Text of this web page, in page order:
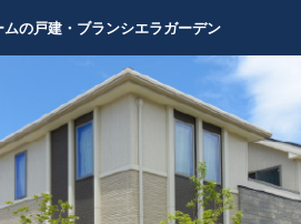
の戸建・ ブランシエラガーデン